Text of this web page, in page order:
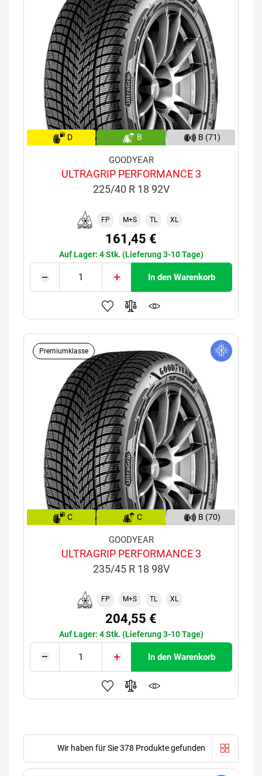
D B B (71)
GOODYEAR
ULTRAGRIP PERFORMANCE 3
225/40 R 18 92V
FP M+S TL XL
161,45 €
Auf Lager: 4 Stk. (Lieferung 3-10 Tage)
In den Warenkorb
Premiumklasse
C C B (70)
GOODYEAR
ULTRAGRIP PERFORMANCE 3
235/45 R 18 98V
FP M+S TL XL
204,55 €
Auf Lager: 4 Stk. (Lieferung 3-10 Tage)
In den Warenkorb
Wir haben für Sie 378 Produkte gefunden